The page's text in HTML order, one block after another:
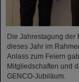
Die Jahrestagung der
dieses Jahr im
Anlass zum Feiern
Mitgliedschaften und
GENCO-Jubiläum.